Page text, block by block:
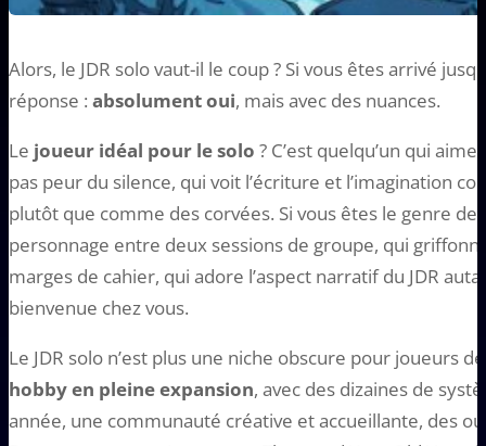
Alors, le JDR solo vaut-il le coup ? Si vous êtes arrivé
réponse : absolument oui, mais avec des nuances.
Le joueur idéal pour le solo ? C’est quelqu’un qui
pas peur du silence, qui voit l’écriture et l’imagination
plutôt que comme des corvées. Si vous êtes le genre
personnage entre deux sessions de groupe, qui
marges de cahier, qui adore l’aspect narratif du JDR
bienvenue chez vous.
Le JDR solo n’est plus une niche obscure pour joueurs
hobby en pleine expansion, avec des dizaines de
année, une communauté créative et accueillante, des